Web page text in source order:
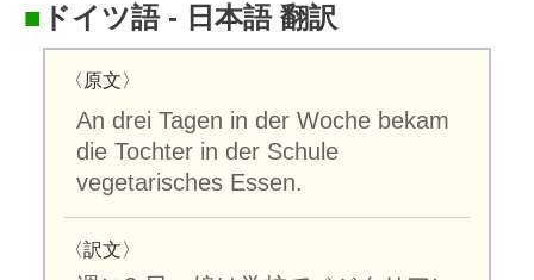
■ ドイツ語 - 日本語 翻訳
〈原文〉
An drei Tagen in der Woche bekam
die Tochter in der Schule
vegetarisches Essen.
〈訳文〉